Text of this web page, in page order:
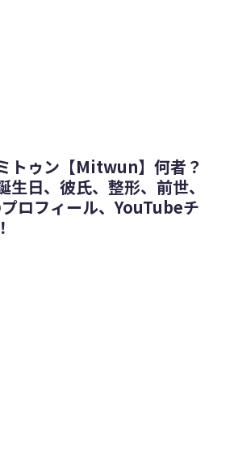
トゥン【Mitwun】何者？
生日、彼氏、整形、前世、
ロフィール、YouTubeチ